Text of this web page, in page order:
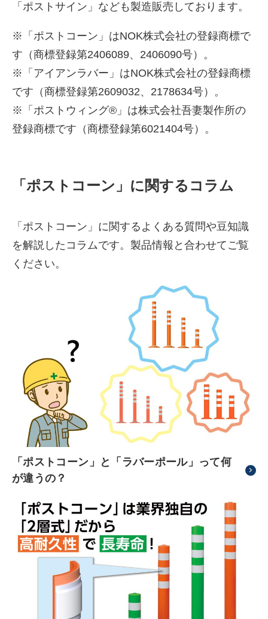
「ポストサイン」なども製造販売しております。
※「ポストコーン」はNOK株式会社の登録商標で
す（商標登録第2406089、2406090号）。
※「アイアンラバー」はNOK株式会社の登録商標
です（商標登録第2609032、2178634号）。
※「ポストウィング®」は株式会社吾妻製作所の
登録商標です（商標登録第6021404号）。
「ポストコーン」に関するコラム
「ポストコーン」に関するよくある質問や豆知識
を解説したコラムです。製品情報と合わせてご覧
ください。
「ポストコーン」と「ラバーポール」って何
が違うの？